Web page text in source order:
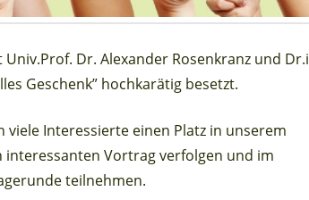
Dr. Alexander Rosenkranz und
Geschenk” hochkarätig besetzt.
Interessierte einen Platz in unserem
Vortrag verfolgen und im
teilnehmen.